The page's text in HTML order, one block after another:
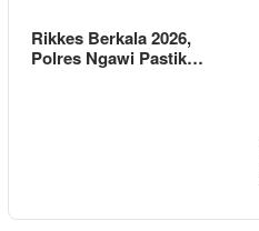
Rikkes Berkala 2026,
Polres Ngawi Pastik…